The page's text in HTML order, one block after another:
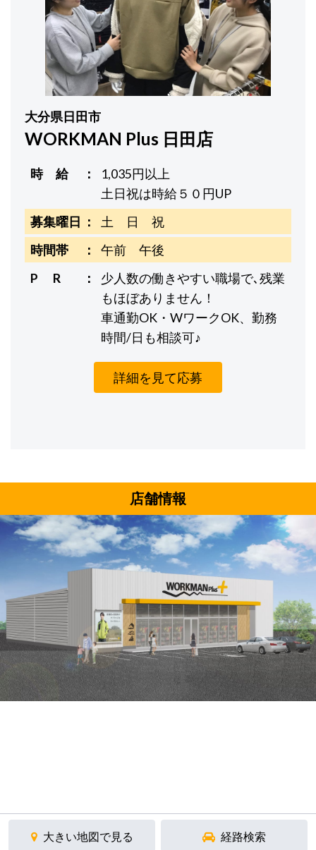
大分県日田市
WORKMAN Plus 日田店
時 給
1,035円以上
土日祝は時給５０円UP
募集曜日
土 日 祝
時間帯
午前 午後
P R
少人数の働きやすい職場で､残業
もほぼありません！
車通勤OK・WワークOK、勤務
時間/日も相談可♪
詳細を見て応募
店舗情報
大きい地図で見る 経路検索